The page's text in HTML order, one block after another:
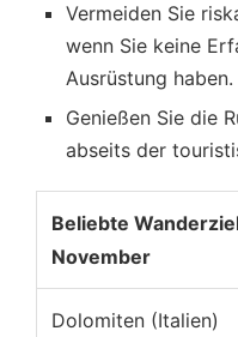
Vermeiden Sie
wenn Sie keine
Ausrüstung haben.
Genießen Sie die
abseits der
Beliebte
November
Dolomiten (Italien)